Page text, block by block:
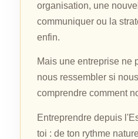
organisation, une
communiquer ou la
enfin.
Mais une entreprise ne
nous ressembler si
comprendre comment
Entreprendre depuis
toi : de ton rythme